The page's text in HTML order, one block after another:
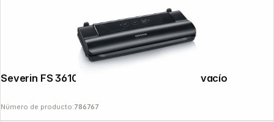
Severin FS 3610 Máquina de envasado al vacío
Número de producto:786767